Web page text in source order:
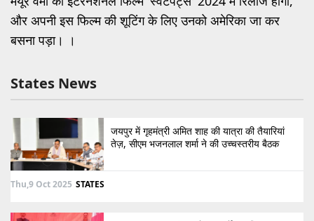
और अपनी इस फिल्म की शूटिंग के लिए उनको अमेरिका जा कर
बसना पड़ा। ।
States News
जयपुर में गृहमंत्री अमित शाह की यात्रा की तैयारियां
तेज़, सीएम भजनलाल शर्मा ने की उच्चस्तरीय बैठक
Thu,9 Oct 2025 STATES